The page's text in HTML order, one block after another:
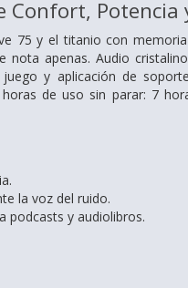
Confort,
75 y el titanio con
nota apenas. Audio
y aplicación de
de uso sin parar: 7
la voz del ruido.
podcasts y audiolibros.